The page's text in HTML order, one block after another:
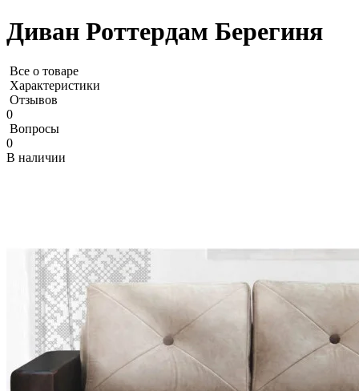
Диван Роттердам Берегиня
Все о товаре
Характеристики
Отзывов
0
Вопросы
0
В наличии